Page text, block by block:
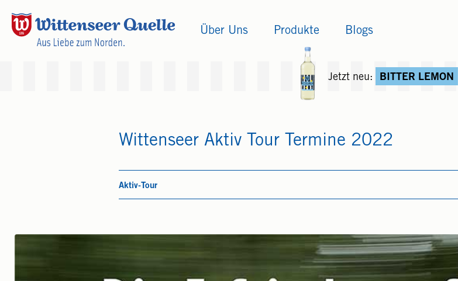
Über Uns Produkte Blogs
Jetzt neu: BITTER LEMON
Wittenseer Aktiv Tour Termine 2022
Aktiv-Tour